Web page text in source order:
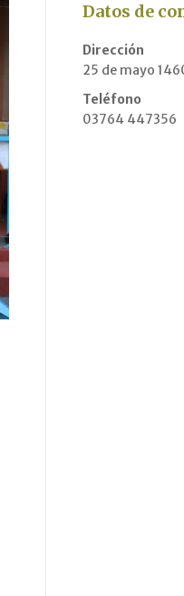
Datos de
Dirección
25 de mayo
Teléfono
03764 447356